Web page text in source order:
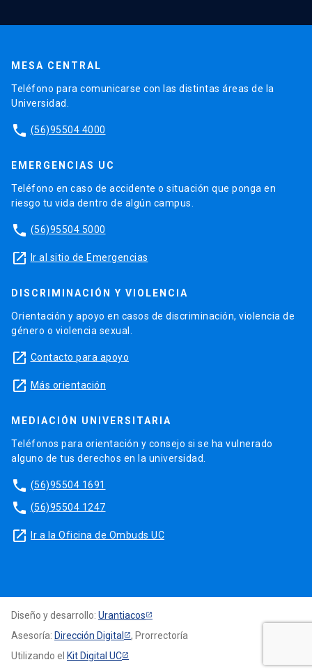
MESA CENTRAL
Teléfono para comunicarse con las distintas áreas de la
Universidad.
phone (56)95504 4000
EMERGENCIAS UC
Teléfono en caso de accidente o situación que ponga en
riesgo tu vida dentro de algún campus.
phone (56)95504 5000
launch Ir al sitio de Emergencias
DISCRIMINACIÓN Y VIOLENCIA
Orientación y apoyo en casos de discriminación, violencia de
género o violencia sexual.
launch Contacto para apoyo
launch Más orientación
MEDIACIÓN UNIVERSITARIA
Teléfonos para orientación y consejo si se ha vulnerado
alguno de tus derechos en la universidad.
phone (56)95504 1691
phone (56)95504 1247
launch Ir a la Oficina de Ombuds UC
Diseño y desarrollo: Urantiacos
Asesoría: Dirección Digital
, Prorrectoría
Utilizando el Kit Digital UC